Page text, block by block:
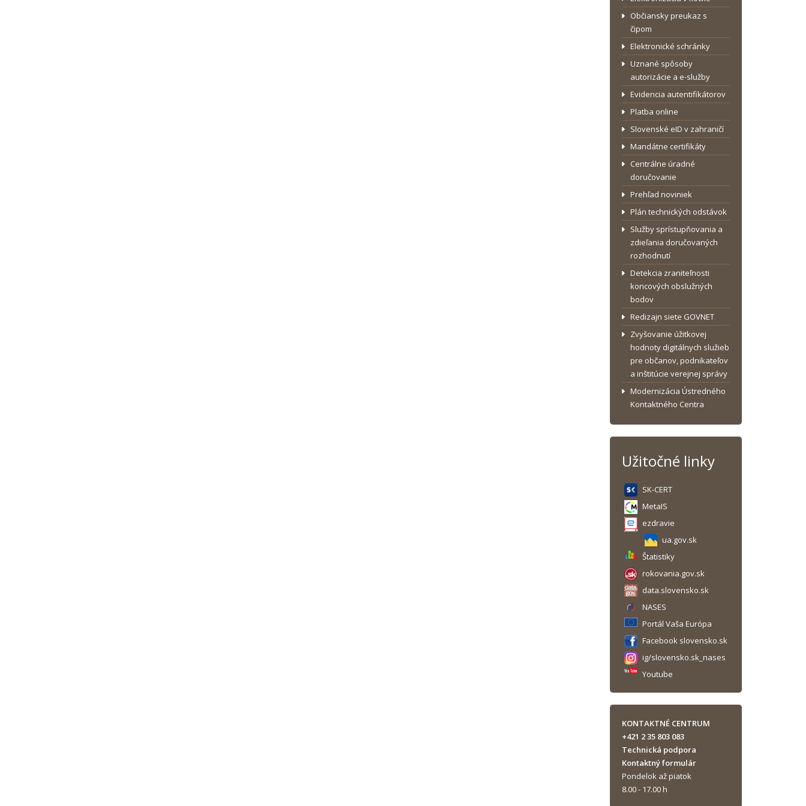
Občiansky preukaz s
čipom
Elektronické schránky
Uznané spôsoby
autorizácie a e-služby
Evidencia autentifikátorov
Platba online
Slovenské eID v zahraničí
Mandátne certifikáty
Centrálne úradné
doručovanie
Prehľad noviniek
Plán technických odstávok
Služby sprístupňovania a
zdieľania doručovaných
rozhodnutí
Detekcia zraniteľnosti
koncových obslužných
bodov
Redizajn siete GOVNET
Zvyšovanie úžitkovej
hodnoty digitálnych služieb
pre občanov, podnikateľov
a inštitúcie verejnej správy
Modernizácia Ústredného
Kontaktného Centra
Užitočné linky
SK-CERT
MetaIS
ezdravie
ua.gov.sk
Štatistiky
rokovania.gov.sk
data.slovensko.sk
NASES
Portál Vaša Európa
Facebook slovensko.sk
ig/slovensko.sk_nases
Youtube
KONTAKTNÉ CENTRUM
+421 2 35 803 083
Technická podpora
Kontaktný formulár
Pondelok až piatok
8.00 - 17.00 h